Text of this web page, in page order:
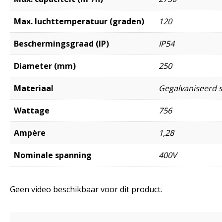
Max. luchttemperatuur (graden) 120
Beschermingsgraad (IP) IP54
Diameter (mm) 250
Materiaal Gegalvaniseerd
Wattage 756
Ampère 1,28
Nominale spanning 400V
Geen video beschikbaar voor dit product.